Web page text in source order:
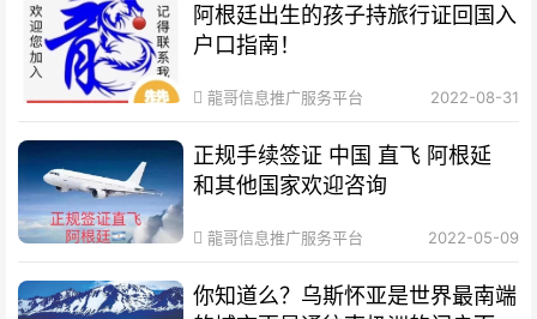
阿根廷出生的孩子持旅行证回国入
户口指南！
龍哥信息推广服务平台 2022-08-31
正规手续签证 中国 直飞 阿根延
和其他国家欢迎咨询
龍哥信息推广服务平台 2022-05-09
你知道么？乌斯怀亚是世界最南端